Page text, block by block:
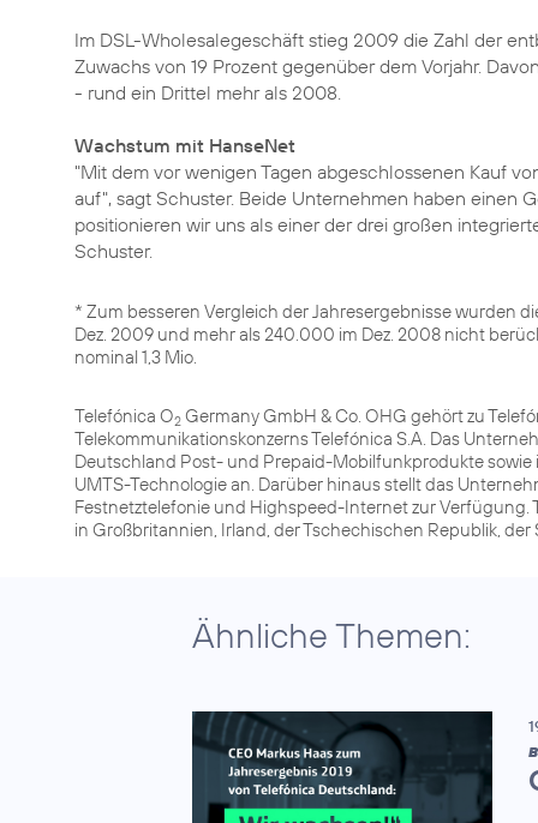
Im DSL-Wholesalegeschäft stieg 2009 die Zahl der
Zuwachs von 19 Prozent gegenüber dem Vorjahr.
- rund ein Drittel mehr als 2008.
Wachstum mit HanseNet
"Mit dem vor wenigen Tagen abgeschlossenen Kauf
auf", sagt Schuster. Beide Unternehmen haben einen
positionieren wir uns als einer der drei großen
Schuster.
* Zum besseren Vergleich der Jahresergebnisse wurden
Dez. 2009 und mehr als 240.000 im Dez. 2008 nicht
nominal 1,3 Mio.
Telefónica O2 Germany GmbH & Co. OHG gehört zu
Telekommunikationskonzerns Telefónica S.A. Das
Deutschland Post- und Prepaid-Mobilfunkprodukte
UMTS-Technologie an. Darüber hinaus stellt das
Festnetztelefonie und Highspeed-Internet zur
in Großbritannien, Irland, der Tschechischen Republik,
Ähnliche Themen: